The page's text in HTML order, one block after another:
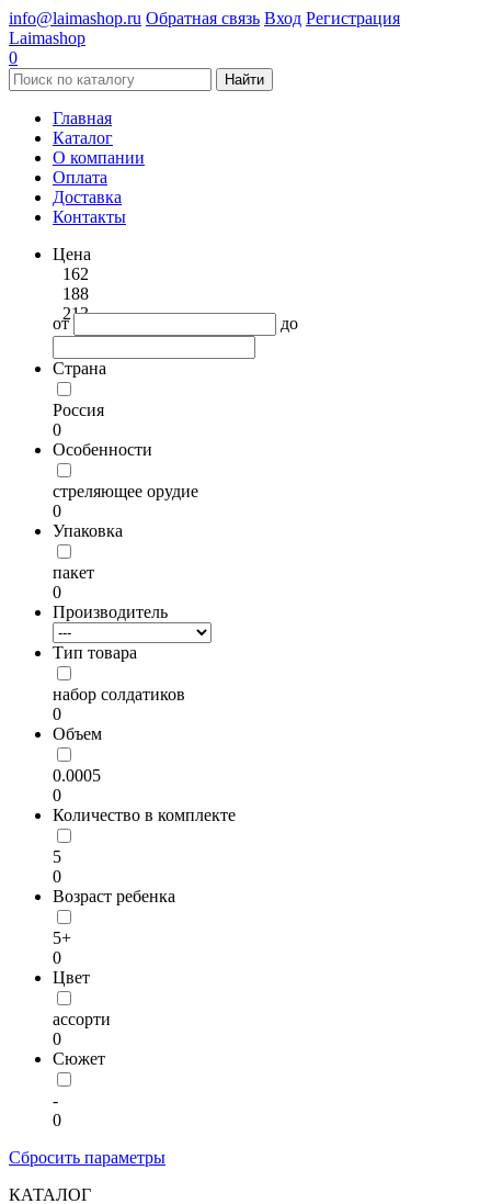
info@laimashop.ru Обратная связь Вход Регистрация
Laimashop
0
Найти
Главная
Каталог
О компании
Оплата
Доставка
Контакты
Цена
162
188
213
от до
Страна
Россия
0
Особенности
стреляющее орудие
0
Упаковка
пакет
0
Производитель
Тип товара
набор солдатиков
0
Объем
0.0005
0
Количество в комплекте
5
0
Возраст ребенка
5+
0
Цвет
ассорти
0
Сюжет
-
0
Сбросить параметры
КАТАЛОГ